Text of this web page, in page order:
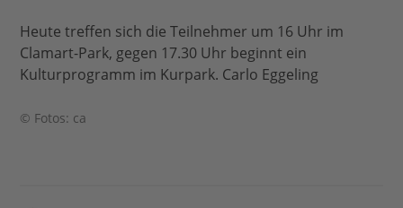
Heute treffen sich die Teilnehmer um 16 Uhr im
Clamart-Park, gegen 17.30 Uhr beginnt ein
Kulturprogramm im Kurpark. Carlo Eggeling
© Fotos: ca